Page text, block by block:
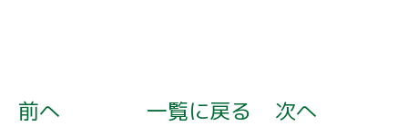
前へ 一覧に戻る 次へ